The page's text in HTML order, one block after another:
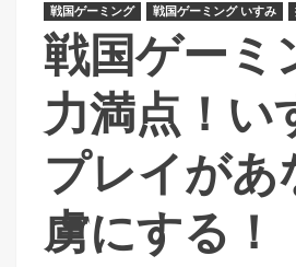
戦国ゲーミング 戦国ゲーミング いすみ
戦国ゲーミ
力満点！い
プレイがあ
虜にする！